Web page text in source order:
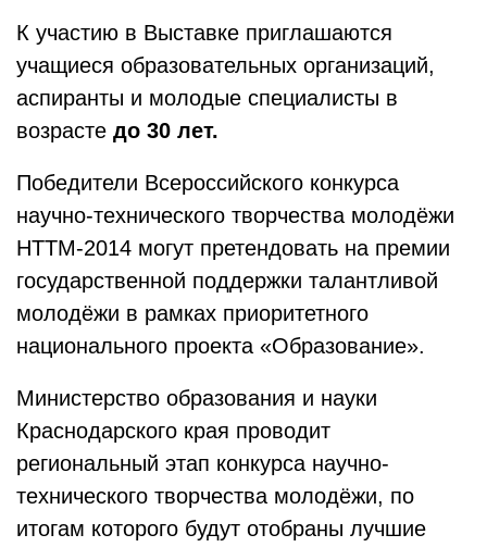
К участию в Выставке приглашаются
учащиеся образовательных организаций,
аспиранты и молодые специалисты в
возрасте до 30 лет.
Победители Всероссийского конкурса
научно-технического творчества молодёжи
НТТМ-2014 могут претендовать на премии
государственной поддержки талантливой
молодёжи в рамках приоритетного
национального проекта «Образование».
Министерство образования и науки
Краснодарского края проводит
региональный этап конкурса научно-
технического творчества молодёжи, по
итогам которого будут отобраны лучшие